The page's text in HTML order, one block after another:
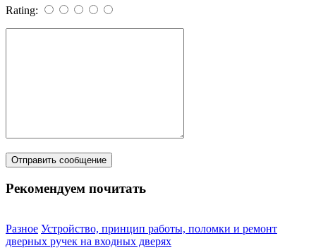
Rating:
Рекомендуем почитать
Разное Устройство, принцип работы, поломки и ремонт
дверных ручек на входных дверях